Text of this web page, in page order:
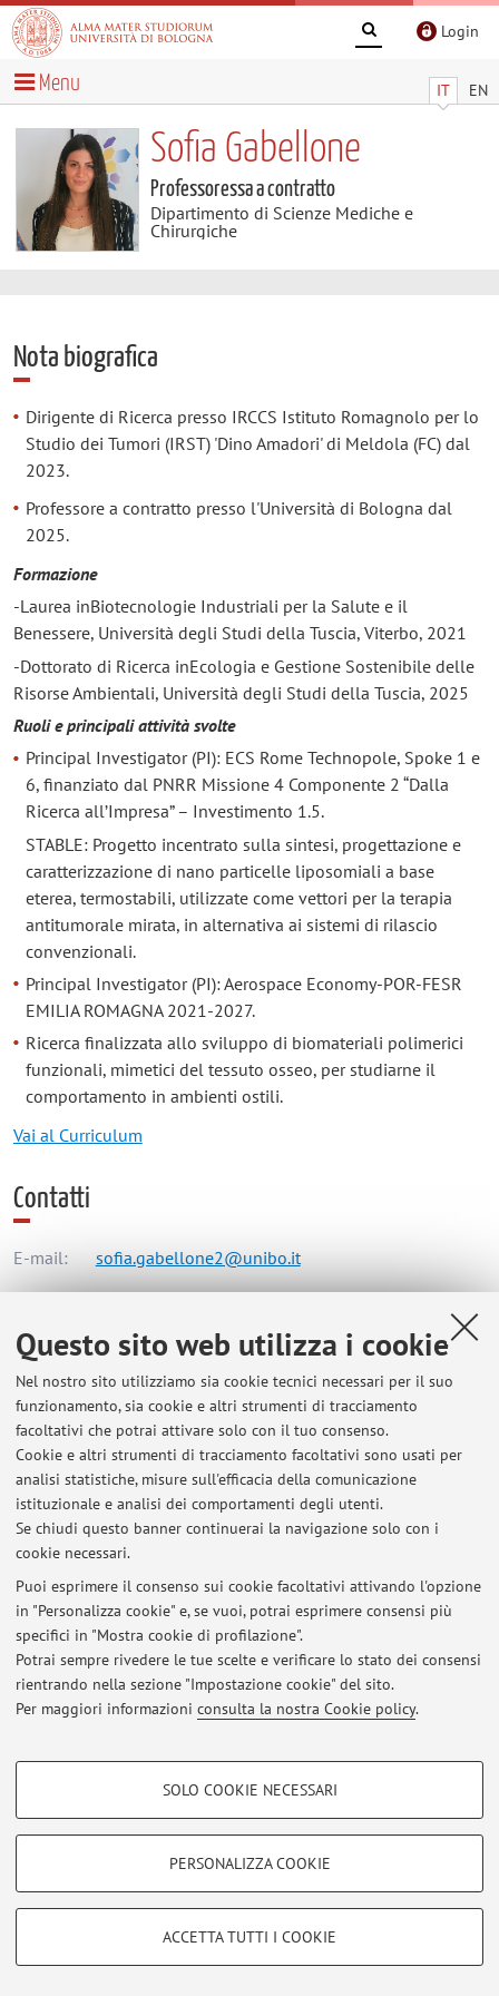
Questo sito web utilizza i cookie
Nel nostro sito utilizziamo sia cookie tecnici necessari per il suo
funzionamento, sia cookie e altri strumenti di tracciamento
facoltativi che potrai attivare solo con il tuo consenso.
Cookie e altri strumenti di tracciamento facoltativi sono usati per
analisi statistiche, misure sull'efficacia della comunicazione
istituzionale e analisi dei comportamenti degli utenti.
Se chiudi questo banner continuerai la navigazione solo con i
cookie necessari.
Puoi esprimere il consenso sui cookie facoltativi attivando l'opzione
in "Personalizza cookie" e, se vuoi, potrai esprimere consensi più
specifici in "Mostra cookie di profilazione".
Potrai sempre rivedere le tue scelte e verificare lo stato dei consensi
rientrando nella sezione "Impostazione cookie" del sito.
Per maggiori informazioni consulta la nostra Cookie policy.
COOKIE DI PROFILAZIONE - FACOLTATIVI
COOKIE TECNICI - NECESSARI
Si tratta di cookie tecnici utilizzati, a titolo esemplificativo, per il corretto
SOLO COOKIE NECESSARI
PERSONALIZZA COOKIE
ACCETTA TUTTI I COOKIE
Login
IT EN
Menu
Sofia Gabellone
Professoressa a contratto
Dipartimento di Scienze Mediche e
Chirurgiche
Nota biografica
Dirigente di Ricerca presso IRCCS Istituto Romagnolo per lo
Studio dei Tumori (IRST) 'Dino Amadori' di Meldola (FC) dal
2023.
Professore a contratto presso l'Università di Bologna dal
2025.
Formazione
-Laurea inBiotecnologie Industriali per la Salute e il
Benessere, Università degli Studi della Tuscia, Viterbo, 2021
-Dottorato di Ricerca inEcologia e Gestione Sostenibile delle
Risorse Ambientali, Università degli Studi della Tuscia, 2025
Ruoli e principali attività svolte
Principal Investigator (PI): ECS Rome Technopole, Spoke 1 e
6, finanziato dal PNRR Missione 4 Componente 2 “Dalla
Ricerca all’Impresa” – Investimento 1.5.
STABLE: Progetto incentrato sulla sintesi, progettazione e
caratterizzazione di nano particelle liposomiali a base
eterea, termostabili, utilizzate come vettori per la terapia
antitumorale mirata, in alternativa ai sistemi di rilascio
convenzionali.
Principal Investigator (PI): Aerospace Economy-POR-FESR
EMILIA ROMAGNA 2021-2027.
Ricerca finalizzata allo sviluppo di biomateriali polimerici
funzionali, mimetici del tessuto osseo, per studiarne il
comportamento in ambienti ostili.
Vai al Curriculum
Contatti
E-mail: sofia.gabellone2@unibo.it
Dipartimento di Scienze Mediche e Chirurgiche
Via Massarenti 9, Bologna -
Vai alla mappa
Orario di ricevimento
Il ricevimento degli studenti avviene previo appuntamento,
da concordare con il docente tramite posta elettronica.
Ultimi avvisi
Al momento non sono presenti avvisi.
Area riservata
Accedi tramiteloginper gestire tutti i contenuti del sito.
Zamboni, 33 - 40126 Bologna - Partita IVA: 01131710376
Privacy|Note legali|Impostazioni Cookie